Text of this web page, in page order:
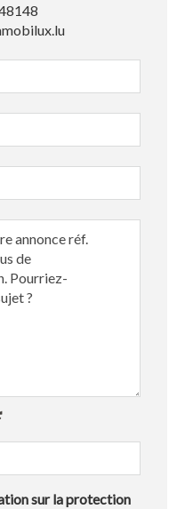
sur la protection